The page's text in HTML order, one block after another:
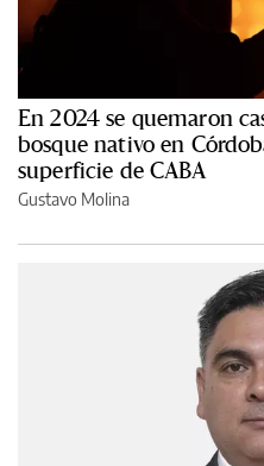
En 2024 se quemaron
bosque nativo en
superficie de CABA
Gustavo Molina